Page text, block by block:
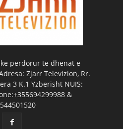
përdorur të dhënat e
Zjarr Televizion, Rr.
3 K.1 Yzberisht NUIS:
&